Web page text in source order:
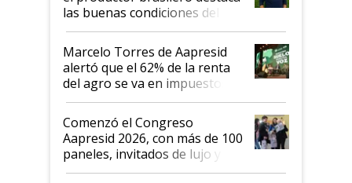
las buenas condiciones del
agro argentino para invertir:
"Los veo más motivados"
Marcelo Torres de Aapresid
alertó que el 62% de la renta
del agro se va en impuestos:
"No es bueno que en
Argentina se sigan discutiendo
las mismas cosas de hace 50
años"
Comenzó el Congreso
Aapresid 2026, con más de 100
paneles, invitados de lujo y
todas las tendencias